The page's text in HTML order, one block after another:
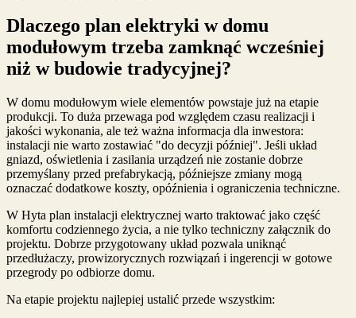
Dlaczego plan elektryki w domu
modułowym trzeba zamknąć wcześniej
niż w budowie tradycyjnej?
W domu modułowym wiele elementów powstaje już na etapie
produkcji. To duża przewaga pod względem czasu realizacji i
jakości wykonania, ale też ważna informacja dla inwestora:
instalacji nie warto zostawiać "do decyzji później". Jeśli układ
gniazd, oświetlenia i zasilania urządzeń nie zostanie dobrze
przemyślany przed prefabrykacją, późniejsze zmiany mogą
oznaczać dodatkowe koszty, opóźnienia i ograniczenia techniczne.
W Hyta plan instalacji elektrycznej warto traktować jako część
komfortu codziennego życia, a nie tylko techniczny załącznik do
projektu. Dobrze przygotowany układ pozwala uniknąć
przedłużaczy, prowizorycznych rozwiązań i ingerencji w gotowe
przegrody po odbiorze domu.
Na etapie projektu najlepiej ustalić przede wszystkim: